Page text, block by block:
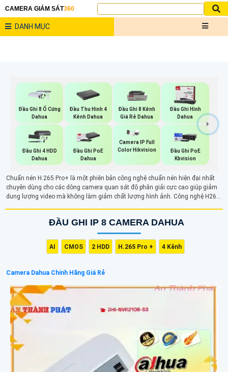
CAMERA GIÁM SÁT360
DANH MỤC
Đầu Ghi 8 Ổ Cứng
Dahua
Đầu Thu Hình 4
Kênh Dahua
Đầu Ghi 8 Kênh
Giá Rẻ Dahua
Đầu Ghi Hình
Dahua
Đầu Ghi 4 HDD
Dahua
Đầu Ghi PoE
Dahua
Camera IP Full
Color Hikvision
Đầu Ghi PoE
Kbvision
Chuẩn nén H.265 Pro+ là một phiên bản công nghệ chuẩn nén hiện đại nhất
chuyên dùng cho các dòng camera quan sát độ phân giải cực cao giúp giảm
dung lượng video mà không làm giảm chất lượng hình ảnh. Công nghệ H265+
ĐẦU GHI IP 8 CAMERA DAHUA
AI CMOS 2 HDD H.265 Pro + 4 Kênh
Camera Dahua Chính Hãng Giá Rẻ